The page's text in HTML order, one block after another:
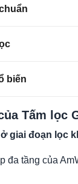
biến
Tấm lọc
ở giai đoạn lọc
đa tầng của